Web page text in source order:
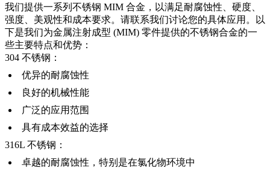
我们提供一系列不锈钢 MIM 合金，以满足耐腐蚀性、硬度、
强度、美观性和成本要求。请联系我们讨论您的具体应用。以
下是我们为金属注射成型 (MIM) 零件提供的不锈钢合金的一
些主要特点和优势：
304 不锈钢：
优异的耐腐蚀性
良好的机械性能
广泛的应用范围
具有成本效益的选择
316L 不锈钢：
卓越的耐腐蚀性，特别是在氯化物环境中